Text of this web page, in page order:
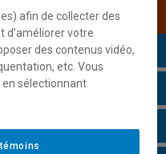
la consulter
afin de collecter des
votre
des contenus vidéo,
etc. Vous
sélectionnant